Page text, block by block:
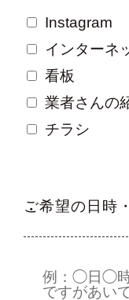
Instagram
インターネ
看板
業者さんの
チラシ
ご希望の日時